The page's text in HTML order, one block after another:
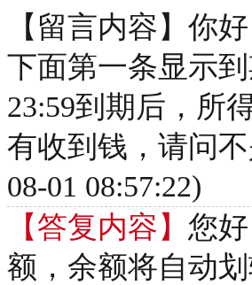
【留言内容】你
下面第一条显示
23:59到期后，所
有收到钱，请问
08-01 08:57:22)
【答复内容】 您
额，余额将自动